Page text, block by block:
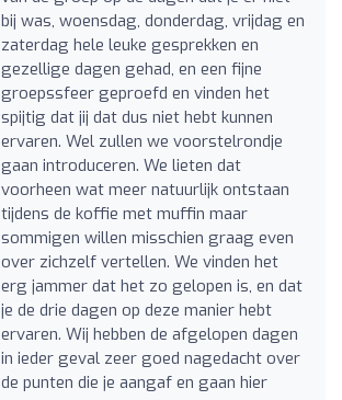
bij was, woensdag, donderdag, vrijdag en
zaterdag hele leuke gesprekken en
gezellige dagen gehad, en een fijne
groepssfeer geproefd en vinden het
spijtig dat jij dat dus niet hebt kunnen
ervaren. Wel zullen we voorstelrondje
gaan introduceren. We lieten dat
voorheen wat meer natuurlijk ontstaan
tijdens de koffie met muffin maar
sommigen willen misschien graag even
over zichzelf vertellen. We vinden het
erg jammer dat het zo gelopen is, en dat
je de drie dagen op deze manier hebt
ervaren. Wij hebben de afgelopen dagen
in ieder geval zeer goed nagedacht over
de punten die je aangaf en gaan hier